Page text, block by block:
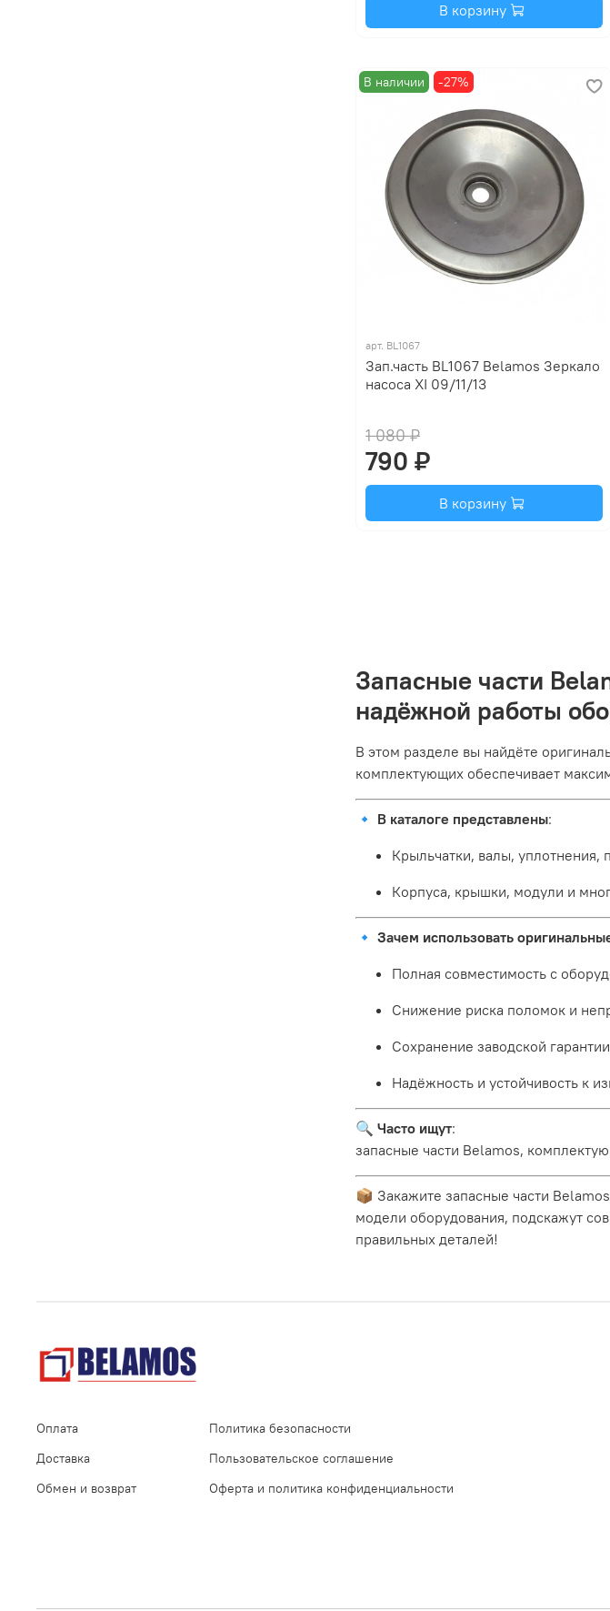
В корзину
В наличии -27%
арт. BL1067
Зап.часть BL1067 Belamos Зеркало
насоса XI 09/11/13
1 080 ₽
790 ₽
В корзину
Запасные части
надёжной работы
В этом разделе вы найдёте
комплектующих обеспечивает
🔹 В каталоге представлены:
Крыльчатки, валы, уплотнения,
Корпуса, крышки, модули и
🔹Зачем использовать
Полная совместимость с
Снижение риска поломок и
Сохранение заводской гарантии
Надёжность и устойчивость к
🔍Часто ищут:
запасные части Belamos,
📦 Закажите запасные части
модели оборудования, подскажут
правильных деталей!
Оплата
Доставка
Обмен и возврат
Политика безопасности
Пользовательское соглашение
Оферта и политика конфиденциальности